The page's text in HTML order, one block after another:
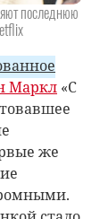
последнюю
Маркл «С
же